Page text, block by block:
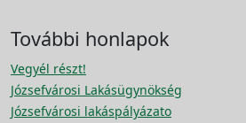
További honlapok
Vegyél részt!
Józsefvárosi Lakásügynökség
Józsefvárosi lakáspályázato